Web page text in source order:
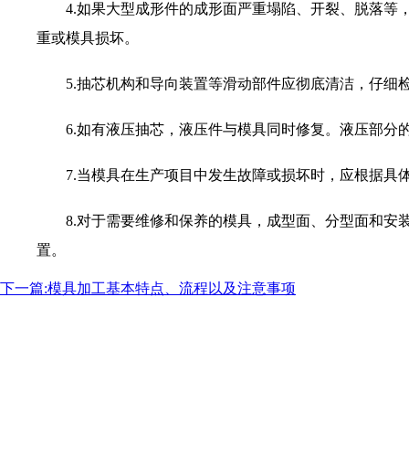
4.如果大型成形件的成形面严重塌陷、开裂、脱落等
重或模具损坏。
5.抽芯机构和导向装置等滑动部件应彻底清洁，仔细
6.如有液压抽芯，液压件与模具同时修复。液压部分
7.当模具在生产项目中发生故障或损坏时，应根据具
8.对于需要维修和保养的模具，成型面、分型面和安
置。
下一篇:模具加工基本特点、流程以及注意事项